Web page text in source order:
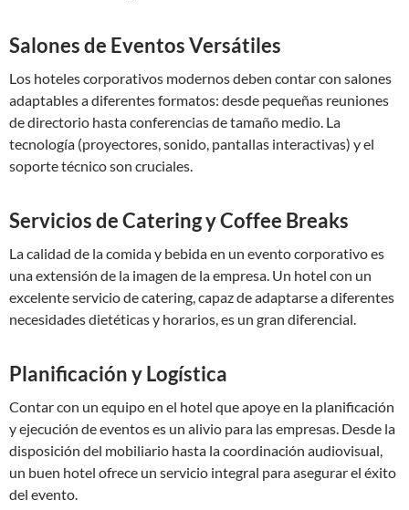
Salones de Eventos Versátiles
Los hoteles corporativos modernos deben contar con salones
adaptables a diferentes formatos: desde pequeñas reuniones
de directorio hasta conferencias de tamaño medio. La
tecnología (proyectores, sonido, pantallas interactivas) y el
soporte técnico son cruciales.
Servicios de Catering y Coffee Breaks
La calidad de la comida y bebida en un evento corporativo es
una extensión de la imagen de la empresa. Un hotel con un
excelente servicio de catering, capaz de adaptarse a diferentes
necesidades dietéticas y horarios, es un gran diferencial.
Planificación y Logística
Contar con un equipo en el hotel que apoye en la planificación
y ejecución de eventos es un alivio para las empresas. Desde la
disposición del mobiliario hasta la coordinación audiovisual,
un buen hotel ofrece un servicio integral para asegurar el éxito
del evento.